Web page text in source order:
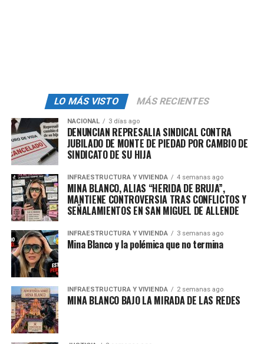
LO MÁS VISTO MÁS RECIENTES
NACIONAL 3 días ago
DENUNCIAN REPRESALIA SINDICAL CONTRA
JUBILADO DE MONTE DE PIEDAD POR CAMBIO DE
SINDICATO DE SU HIJA
INFRAESTRUCTURA Y VIVIENDA 4 semanas ago
MINA BLANCO, ALIAS “HERIDA DE BRUJA”,
MANTIENE CONTROVERSIA TRAS CONFLICTOS Y
SEÑALAMIENTOS EN SAN MIGUEL DE ALLENDE
INFRAESTRUCTURA Y VIVIENDA 3 semanas ago
Mina Blanco y la polémica que no termina
INFRAESTRUCTURA Y VIVIENDA 2 semanas ago
MINA BLANCO BAJO LA MIRADA DE LAS REDES